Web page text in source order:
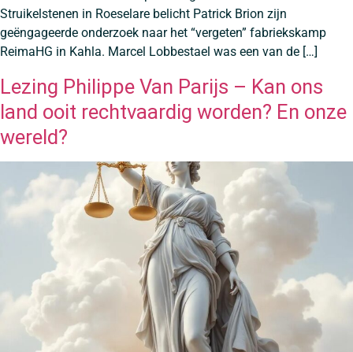
Struikelstenen in Roeselare belicht Patrick Brion zijn
geëngageerde onderzoek naar het “vergeten” fabriekskamp
ReimaHG in Kahla. Marcel Lobbestael was een van de […]
Lezing Philippe Van Parijs – Kan ons
land ooit rechtvaardig worden? En onze
wereld?